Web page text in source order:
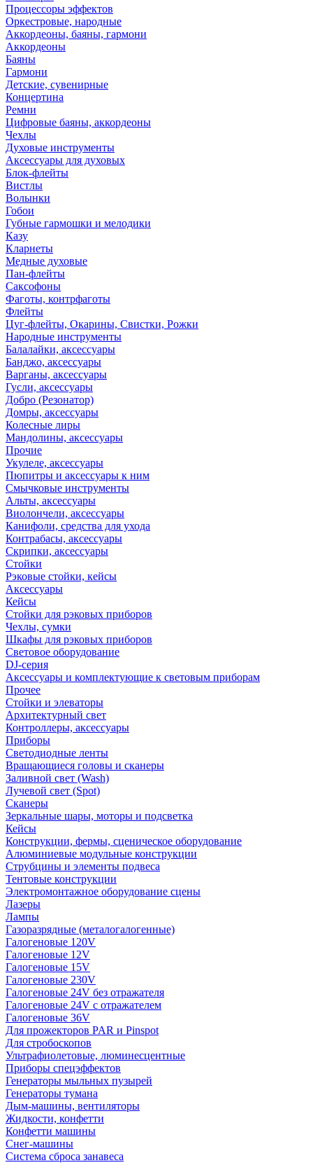
Процессоры эффектов
Оркестровые, народные
Аккордеоны, баяны, гармони
Аккордеоны
Баяны
Гармони
Детские, сувенирные
Концертина
Ремни
Цифровые баяны, аккордеоны
Чехлы
Духовые инструменты
Аксессуары для духовых
Блок-флейты
Вистлы
Волынки
Гобои
Губные гармошки и мелодики
Казу
Кларнеты
Медные духовые
Пан-флейты
Саксофоны
Фаготы, контрфаготы
Флейты
Цуг-флейты, Окарины, Свистки, Рожки
Народные инструменты
Балалайки, аксессуары
Банджо, аксессуары
Варганы, аксессуары
Гусли, аксессуары
Добро (Резонатор)
Домры, аксессуары
Колесные лиры
Мандолины, аксессуары
Прочие
Укулеле, аксессуары
Пюпитры и аксессуары к ним
Смычковые инструменты
Альты, аксессуары
Виолончели, аксессуары
Канифоли, средства для ухода
Контрабасы, аксессуары
Скрипки, аксессуары
Стойки
Рэковые стойки, кейсы
Аксессуары
Кейсы
Стойки для рэковых приборов
Чехлы, сумки
Шкафы для рэковых приборов
Световое оборудование
DJ-серия
Аксессуары и комплектующие к световым приборам
Прочее
Стойки и элеваторы
Архитектурный свет
Контроллеры, аксессуары
Приборы
Светодиодные ленты
Вращающиеся головы и сканеры
Заливной свет (Wash)
Лучевой свет (Spot)
Сканеры
Зеркальные шары, моторы и подсветка
Кейсы
Конструкции, фермы, сценическое оборудование
Алюминиевые модульные конструкции
Струбцины и элементы подвеса
Тентовые конструкции
Электромонтажное оборудование сцены
Лазеры
Лампы
Газоразрядные (металогалогенные)
Галогеновые 120V
Галогеновые 12V
Галогеновые 15V
Галогеновые 230V
Галогеновые 24V без отражателя
Галогеновые 24V с отражателем
Галогеновые 36V
Для прожекторов PAR и Pinspot
Для стробоскопов
Ультрафиолетовые, люминесцентные
Приборы спецэффектов
Генераторы мыльных пузырей
Генераторы тумана
Дым-машины, вентиляторы
Жидкости, конфетти
Конфетти машины
Снег-машины
Система сброса занавеса